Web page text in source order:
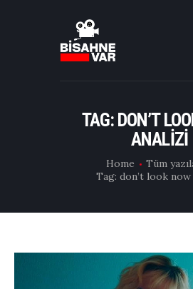
TAG: DON’T
ANALIZI
Home
Tüm
Tag: don’t look
FILMLER
OYUNCULAR